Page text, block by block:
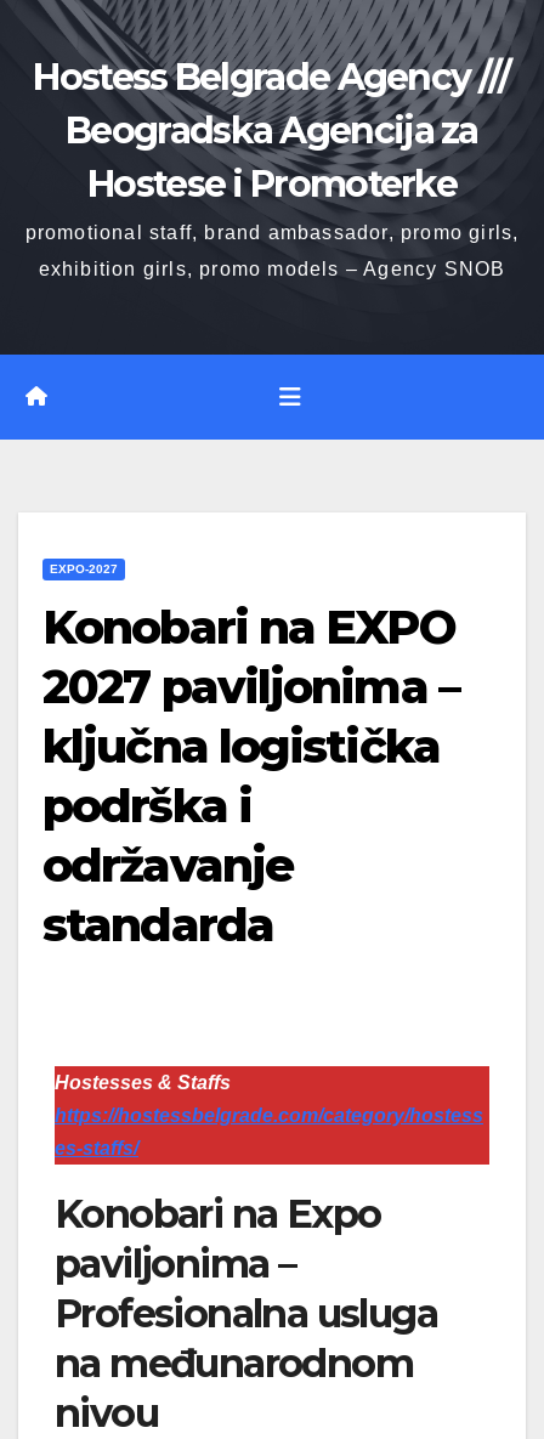
contentHostess Belgrade Agency ///
Beogradska Agencija za
Hostese i Promoterke
promotional staff, brand ambassador, promo girls,
exhibition girls, promo models – Agency SNOB
EXPO-2027
Konobari na EXPO
2027 paviljonima –
ključna logistička
podrška i
održavanje
standarda
Hostesses & Staffs
https://hostessbelgrade.com/category/hostess
es-staffs/
Konobari na Expo
paviljonima –
Profesionalna usluga
na međunarodnom
nivou